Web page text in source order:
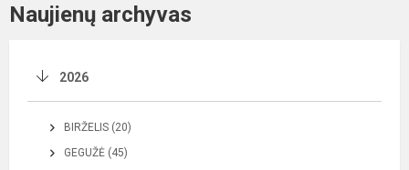
Naujienų archyvas
2026
BIRŽELIS (20)
GEGUŽĖ (45)